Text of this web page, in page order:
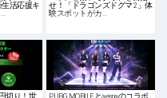
生活応援キ
せ！「ドラゴンズドグマ 2」体
験スポットがカ…
切り！世 PUBG MOBILEとaespaのコラボ